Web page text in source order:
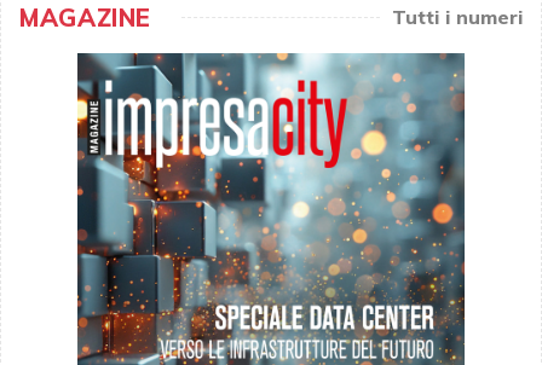
MAGAZINE Tutti i numeri